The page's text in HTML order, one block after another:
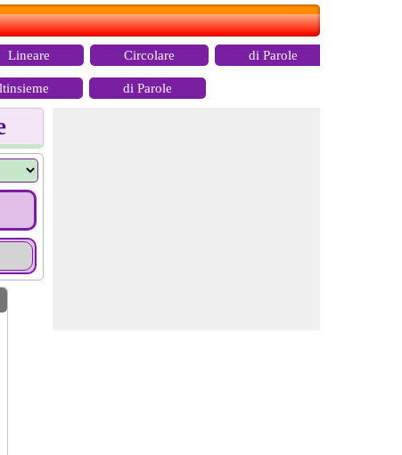
Lineare Circolare di Parole
di Parole